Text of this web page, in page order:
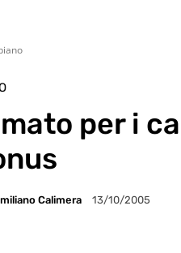
per i
Calimera 13/10/2005